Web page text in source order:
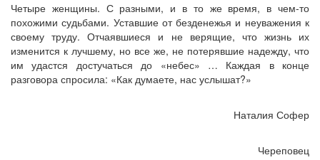
Четыре женщины. С разными, и в то же время, в чем-то
похожими судьбами. Уставшие от безденежья и неуважения к
своему труду. Отчаявшиеся и не верящие, что жизнь их
изменится к лучшему, но все же, не потерявшие надежду, что
им удастся достучаться до «небес» … Каждая в конце
разговора спросила: «Как думаете, нас услышат?»
Наталия Софер
Череповец